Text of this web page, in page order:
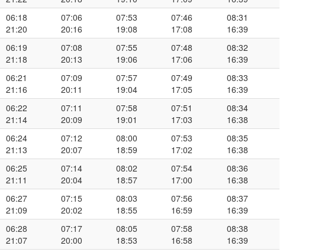
06:18
21:20
07:06
20:16
07:53
19:08
07:46
17:08
08:31
16:39
06:19
21:18
07:08
20:13
07:55
19:06
07:48
17:06
08:32
16:39
06:21
21:16
07:09
20:11
07:57
19:04
07:49
17:05
08:33
16:39
06:22
21:14
07:11
20:09
07:58
19:01
07:51
17:03
08:34
16:38
06:24
21:13
07:12
20:07
08:00
18:59
07:53
17:02
08:35
16:38
06:25
21:11
07:14
20:04
08:02
18:57
07:54
17:00
08:36
16:38
06:27
21:09
07:15
20:02
08:03
18:55
07:56
16:59
08:37
16:39
06:28
21:07
07:17
20:00
08:05
18:53
07:58
16:58
08:38
16:39